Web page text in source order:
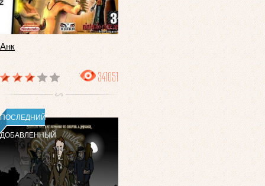
Анк
341051
ПОСЛЕДНИЙ
ДОБАВЛЕННЫЙ